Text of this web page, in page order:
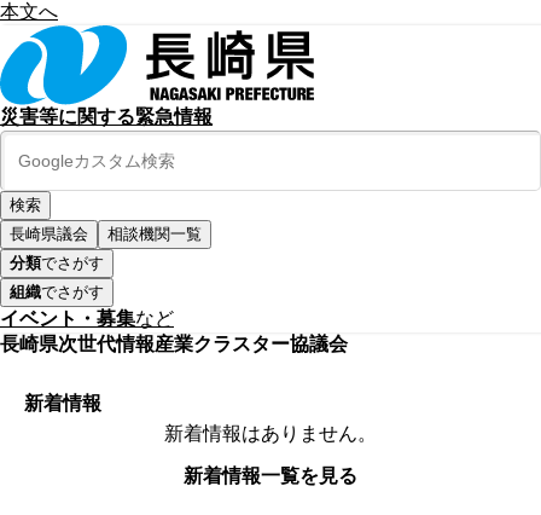
本文へ
災害等に関する緊急情報
長崎県議会
相談機関一覧
分類でさがす
組織でさがす
イベント・募集など
長崎県次世代情報産業クラスター協議会
新着情報
新着情報はありません。
新着情報一覧を見る